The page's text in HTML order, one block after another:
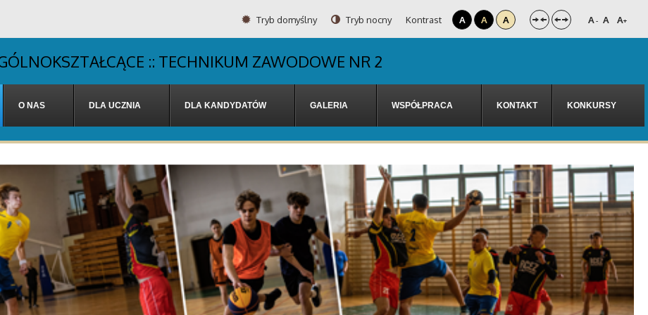
Tryb domyślny Tryb nocny Kontrast A A A A- A A+
:: TECHNIKUM ZAWODOWE NR 2
O NAS DLA UCZNIA DLA KANDYDATÓW GALERIA WSPÓŁPRACA KONTAKT KONKURSY